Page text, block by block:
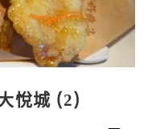
悅城 (2)